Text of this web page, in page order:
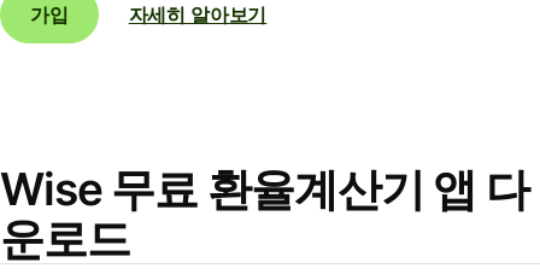
가입
자세히 알아보기
Wise 무료 환율계산기 앱 다
운로드